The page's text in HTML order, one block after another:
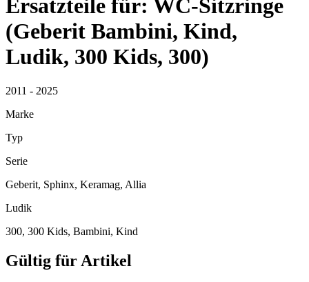
Ersatzteile für: WC-Sitzringe
(Geberit Bambini, Kind,
Ludik, 300 Kids, 300)
2011 - 2025
Marke
Typ
Serie
Geberit, Sphinx, Keramag, Allia
Ludik
300, 300 Kids, Bambini, Kind
Gültig für Artikel